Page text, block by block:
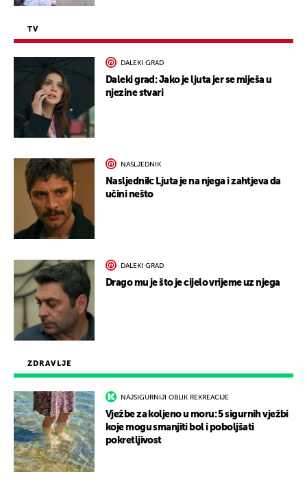
ZDRAVLJE
NAJSIGURNIJI OBLIK REKREACIJE
Vježbe za koljeno u moru: 5 sigurnih vježbi
koje mogu smanjiti bol i poboljšati
pokretljivost
TV
DALEKI GRAD
Daleki grad: Jako je ljuta jer se miješa u
njezine stvari
NASLJEDNIK
Nasljednik: Ljuta je na njega i zahtjeva da
učini nešto
DALEKI GRAD
Drago mu je što je cijelo vrijeme uz njega